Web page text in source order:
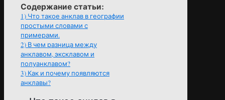
Содержание статьи:
1) Что такое анклав в географии
простыми словами с
примерами.
2) В чем разница между
анклавом, эксклавом и
полуанклавом?
3) Как и почему появляются
анклавы?